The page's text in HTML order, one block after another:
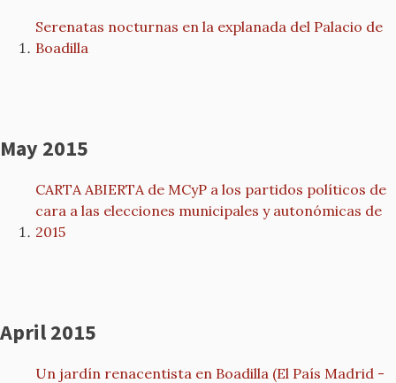
Serenatas nocturnas en la explanada del Palacio de
Boadilla
May 2015
CARTA ABIERTA de MCyP a los partidos políticos de
cara a las elecciones municipales y autonómicas de
2015
April 2015
Un jardín renacentista en Boadilla (El País Madrid -